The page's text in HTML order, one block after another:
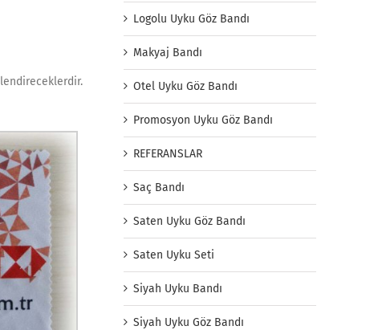
Logolu Uyku Göz Bandı
Makyaj Bandı
Otel Uyku Göz Bandı
Promosyon Uyku Göz Bandı
REFERANSLAR
Saç Bandı
Saten Uyku Göz Bandı
Saten Uyku Seti
Siyah Uyku Bandı
Siyah Uyku Göz Bandı